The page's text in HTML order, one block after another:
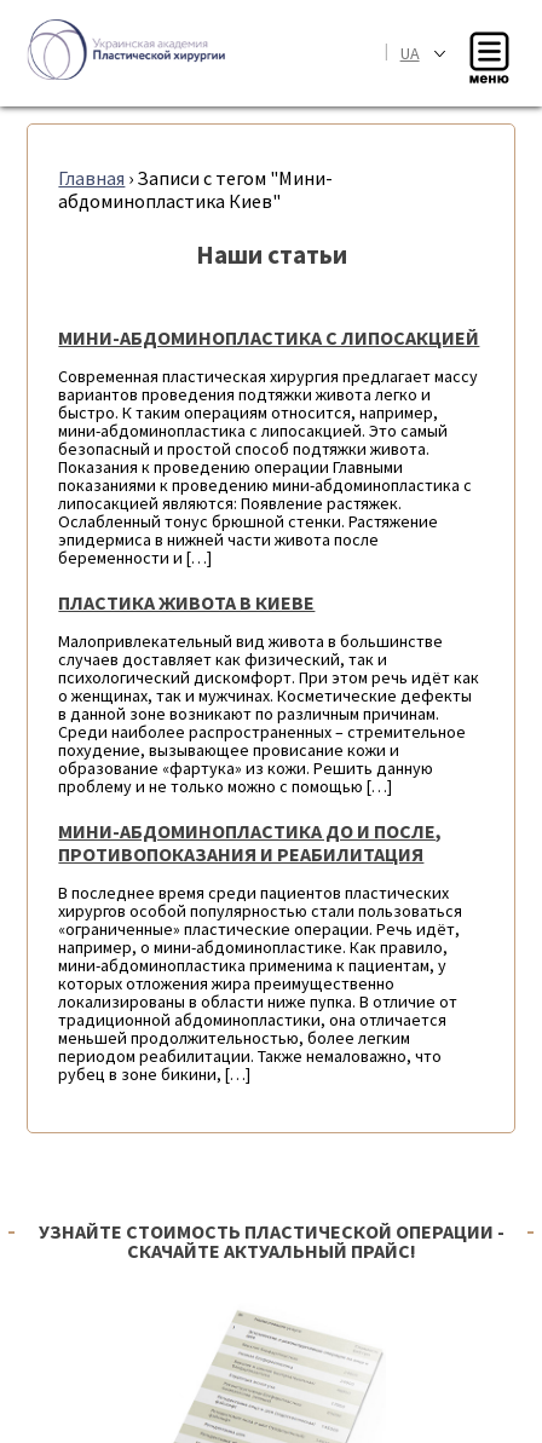
| UA
Главная › Записи с тегом "Мини-
абдоминопластика Киев"
Наши статьи
МИНИ-АБДОМИНОПЛАСТИКА С ЛИПОСАКЦИЕЙ
Современная пластическая хирургия предлагает массу
вариантов проведения подтяжки живота легко и
быстро. К таким операциям относится, например,
мини-абдоминопластика с липосакцией. Это самый
безопасный и простой способ подтяжки живота.
Показания к проведению операции Главными
показаниями к проведению мини-абдоминопластика с
липосакцией являются: Появление растяжек.
Ослабленный тонус брюшной стенки. Растяжение
эпидермиса в нижней части живота после
беременности и […]
ПЛАСТИКА ЖИВОТА В КИЕВЕ
Малопривлекательный вид живота в большинстве
случаев доставляет как физический, так и
психологический дискомфорт. При этом речь идёт как
о женщинах, так и мужчинах. Косметические дефекты
в данной зоне возникают по различным причинам.
Среди наиболее распространенных – стремительное
похудение, вызывающее провисание кожи и
образование «фартука» из кожи. Решить данную
проблему и не только можно с помощью […]
МИНИ-АБДОМИНОПЛАСТИКА ДО И ПОСЛЕ,
ПРОТИВОПОКАЗАНИЯ И РЕАБИЛИТАЦИЯ
В последнее время среди пациентов пластических
хирургов особой популярностью стали пользоваться
«ограниченные» пластические операции. Речь идёт,
например, о мини-абдоминопластике. Как правило,
мини-абдоминопластика применима к пациентам, у
которых отложения жира преимущественно
локализированы в области ниже пупка. В отличие от
традиционной абдоминопластики, она отличается
меньшей продолжительностью, более легким
периодом реабилитации. Также немаловажно, что
рубец в зоне бикини, […]
УЗНАЙТЕ СТОИМОСТЬ ПЛАСТИЧЕСКОЙ ОПЕРАЦИИ -
СКАЧАЙТЕ АКТУАЛЬНЫЙ ПРАЙС!